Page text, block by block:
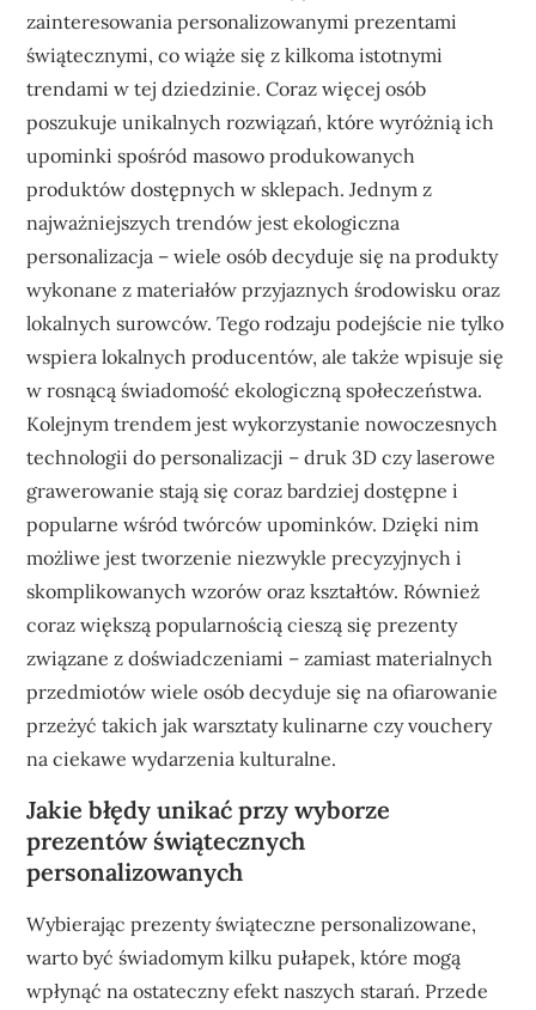
zainteresowania personalizowanymi prezentami
świątecznymi, co wiąże się z kilkoma istotnymi
trendami w tej dziedzinie. Coraz więcej osób
poszukuje unikalnych rozwiązań, które wyróżnią ich
upominki spośród masowo produkowanych
produktów dostępnych w sklepach. Jednym z
najważniejszych trendów jest ekologiczna
personalizacja – wiele osób decyduje się na produkty
wykonane z materiałów przyjaznych środowisku oraz
lokalnych surowców. Tego rodzaju podejście nie tylko
wspiera lokalnych producentów, ale także wpisuje się
w rosnącą świadomość ekologiczną społeczeństwa.
Kolejnym trendem jest wykorzystanie nowoczesnych
technologii do personalizacji – druk 3D czy laserowe
grawerowanie stają się coraz bardziej dostępne i
popularne wśród twórców upominków. Dzięki nim
możliwe jest tworzenie niezwykle precyzyjnych i
skomplikowanych wzorów oraz kształtów. Również
coraz większą popularnością cieszą się prezenty
związane z doświadczeniami – zamiast materialnych
przedmiotów wiele osób decyduje się na ofiarowanie
przeżyć takich jak warsztaty kulinarne czy vouchery
na ciekawe wydarzenia kulturalne.
Jakie błędy unikać przy wyborze
prezentów świątecznych
personalizowanych
Wybierając prezenty świąteczne personalizowane,
warto być świadomym kilku pułapek, które mogą
wpłynąć na ostateczny efekt naszych starań. Przede